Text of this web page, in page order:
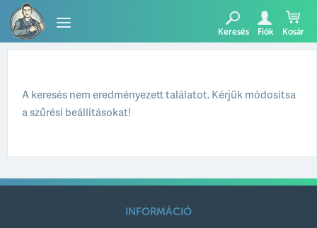
BLOG
Keresés Fiók Kosár
A keresés nem eredményezett találatot. Kérjük módosítsa
a szűrési beállításokat!
INFORMÁCIÓ